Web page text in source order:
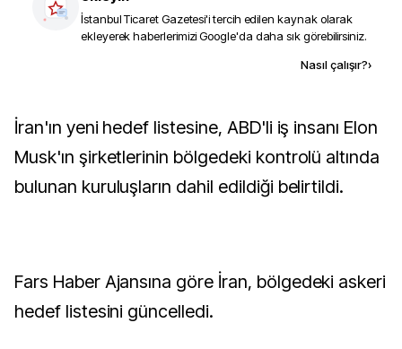
İstanbul Ticaret Gazetesi'i tercih edilen kaynak olarak
ekleyerek haberlerimizi Google'da daha sık görebilirsiniz.
Nasıl çalışır?›
İran'ın yeni hedef listesine, ABD'li iş insanı Elon
Musk'ın şirketlerinin bölgedeki kontrolü altında
bulunan kuruluşların dahil edildiği belirtildi.
Fars Haber Ajansına göre İran, bölgedeki askeri
hedef listesini güncelledi.